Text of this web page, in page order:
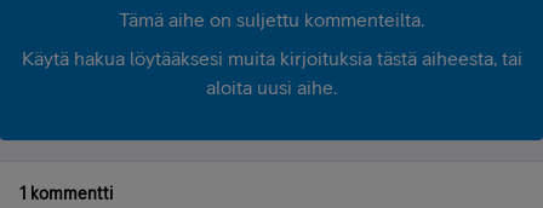
Tämä aihe on suljettu kommenteilta.
Käytä hakua löytääksesi muita kirjoituksia tästä aiheesta, tai
aloita uusi aihe.
1 kommentti